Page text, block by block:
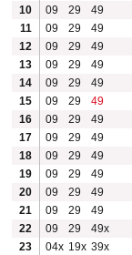
10
09 29
49
11
09 29
49
12
09 29
49
13
09 29
49
14
09 29
49
15
09 29
49
16
09 29
49
17
09 29
49
18
09 29
49
19
09 29
49
20
09 29
49
21
09 29
49
22
09 29
49x
23
04x 19x 39x